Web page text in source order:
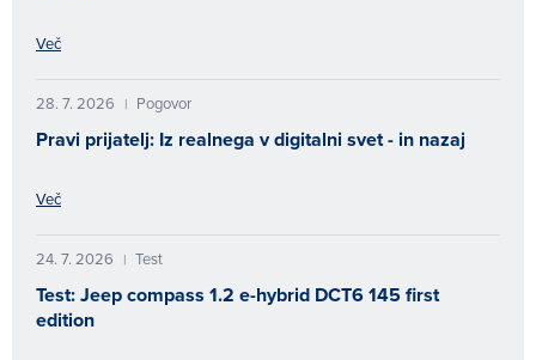
Več
28. 7. 2026 | Pogovor
Pravi prijatelj: Iz realnega v digitalni svet - in nazaj
Več
24. 7. 2026 | Test
Test: Jeep compass 1.2 e-hybrid DCT6 145 first
edition